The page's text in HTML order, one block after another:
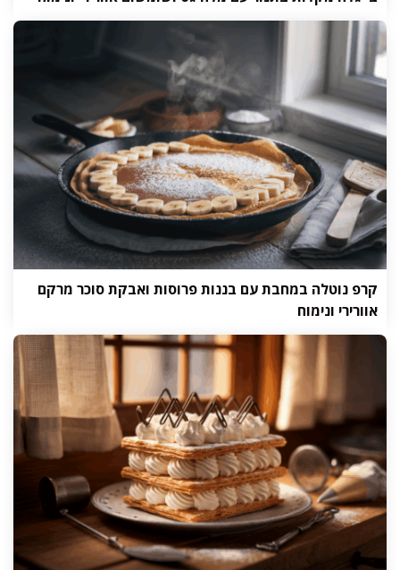
קרפ נוטלה במחבת עם בננות פרוסות ואבקת סוכר מרקם
אוורירי ונימוח